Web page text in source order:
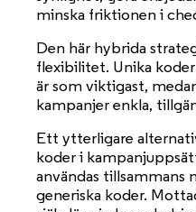
minska friktionen i
Den här hybrida
flexibilitet. Unika
är som viktigast,
kampanjer enkla,
Ett ytterligare
koder i
användas tillsammans
generiska koder.